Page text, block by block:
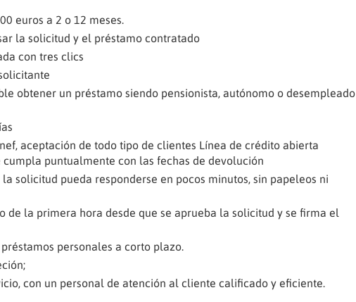
euros a 2 o 12 meses.
la solicitud y el préstamo contratado
con tres clics
obtener un préstamo siendo pensionista, autónomo o desempleado
aceptación de todo tipo de clientes Línea de crédito abierta
puntualmente con las fechas de devolución
solicitud pueda responderse en pocos minutos, sin papeleos ni
de la primera hora desde que se aprueba la solicitud y se firma el
personales a corto plazo.
con un personal de atención al cliente calificado y eficiente.